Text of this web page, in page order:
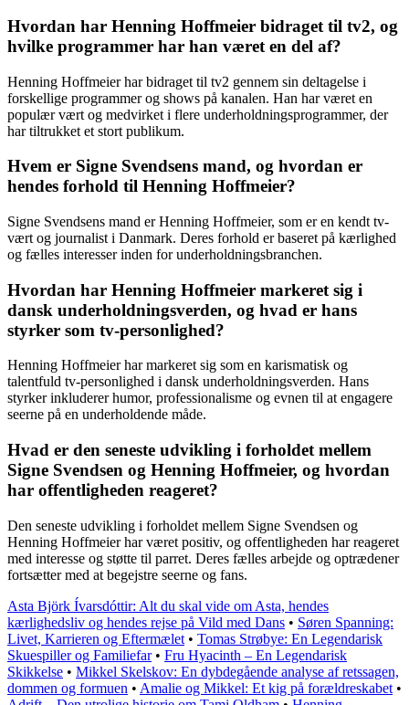
Hvordan har Henning Hoffmeier bidraget til tv2, og
hvilke programmer har han været en del af?
Henning Hoffmeier har bidraget til tv2 gennem sin deltagelse i
forskellige programmer og shows på kanalen. Han har været en
populær vært og medvirket i flere underholdningsprogrammer, der
har tiltrukket et stort publikum.
Hvem er Signe Svendsens mand, og hvordan er
hendes forhold til Henning Hoffmeier?
Signe Svendsens mand er Henning Hoffmeier, som er en kendt tv-
vært og journalist i Danmark. Deres forhold er baseret på kærlighed
og fælles interesser inden for underholdningsbranchen.
Hvordan har Henning Hoffmeier markeret sig i
dansk underholdningsverden, og hvad er hans
styrker som tv-personlighed?
Henning Hoffmeier har markeret sig som en karismatisk og
talentfuld tv-personlighed i dansk underholdningsverden. Hans
styrker inkluderer humor, professionalisme og evnen til at engagere
seerne på en underholdende måde.
Hvad er den seneste udvikling i forholdet mellem
Signe Svendsen og Henning Hoffmeier, og hvordan
har offentligheden reageret?
Den seneste udvikling i forholdet mellem Signe Svendsen og
Henning Hoffmeier har været positiv, og offentligheden har reageret
med interesse og støtte til parret. Deres fælles arbejde og optrædener
fortsætter med at begejstre seerne og fans.
Asta Björk Ívarsdóttir: Alt du skal vide om Asta, hendes
kærlighedsliv og hendes rejse på Vild med Dans • Søren Spanning:
Livet, Karrieren og Eftermælet • Tomas Strøbye: En Legendarisk
Skuespiller og Familiefar• Fru Hyacinth – En Legendarisk
Skikkelse • Mikkel Skelskov: En dybdegående analyse af retssagen,
dommen og formuen • Amalie og Mikkel: Et kig på forældreskabet •